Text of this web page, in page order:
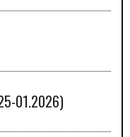
01.2026)